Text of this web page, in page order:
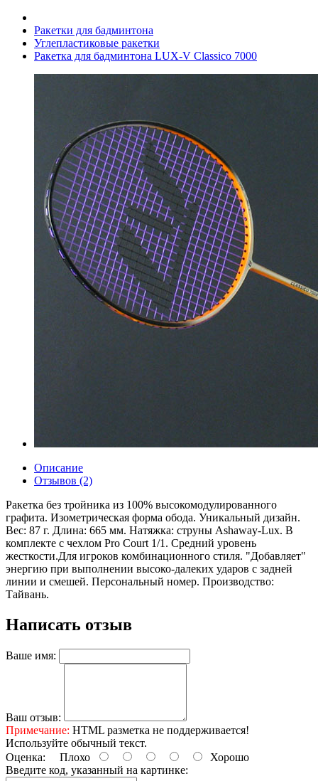
Ракетки для бадминтона
Углепластиковые ракетки
Ракетка для бадминтона LUX-V Classico 7000
Описание
Отзывов (2)
Ракетка без тройника из 100% высокомодулированного
графита. Изометрическая форма обода. Уникальный дизайн.
Вес: 87 г. Длина: 665 мм. Натяжка: струны Ashaway-Lux. В
комплекте с чехлом Pro Court 1/1. Средний уровень
жесткости.Для игроков комбинационного стиля. "Добавляет"
энергию при выполнении высоко-далеких ударов с задней
линии и смешей. Персональный номер. Производство:
Тайвань.
Написать отзыв
Ваше имя:
Ваш отзыв:
Примечание: HTML разметка не поддерживается!
Используйте обычный текст.
Оценка: Плохо
Хорошо
Введите код, указанный на картинке: